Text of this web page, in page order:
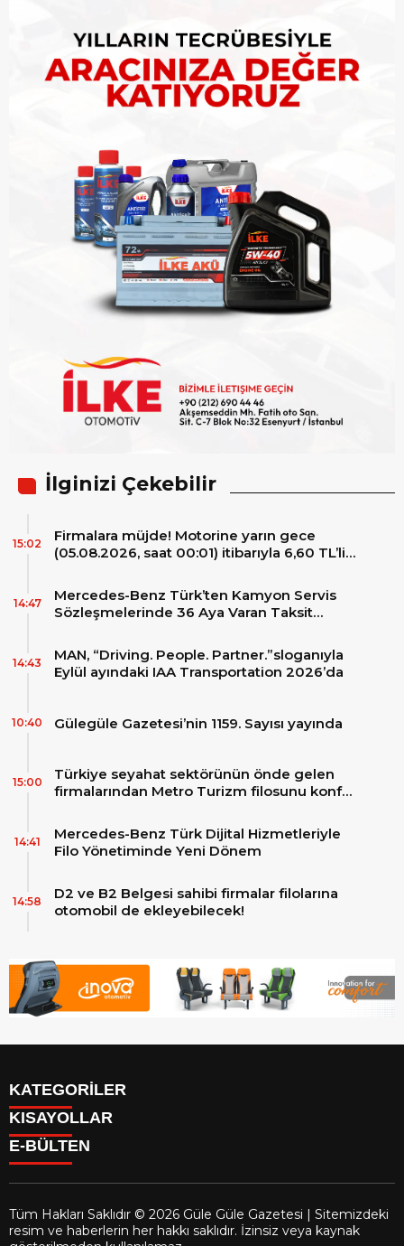
İlginizi Çekebilir
Firmalara müjde! Motorine yarın gece
(05.08.2026, saat 00:01) itibarıyla 6,60 TL’lik
15:02
Mercedes-Benz Türk’ten Kamyon Servis
Sözleşmelerinde 36 Aya Varan Taksit
14:47
MAN, “Driving. People. Partner.”sloganıyla
Eylül ayındaki IAA Transportation 2026’da
14:43
Gülegüle Gazetesi’nin 1159. Sayısı yayında
10:40
Türkiye seyahat sektörünün önde gelen
firmalarından Metro Turizm filosunu konfor
MAN Skyliner ile güçlendirdi!
15:00
Mercedes-Benz Türk Dijital Hizmetleriyle
Filo Yönetiminde Yeni Dönem
14:41
D2 ve B2 Belgesi sahibi firmalar filolarına
otomobil de ekleyebilecek!
14:58
KATEGORİLER
Reklam
Firma Rehberi
İletişim
Künye
Gizlilik Politikası
KISAYOLLAR
Facebook
E-BÜLTEN
gulegule.com.tr e-bültenine abone olarak, tarafınıza haber,
Tüm Hakları Saklıdır © 2026 Güle Güle Gazetesi | Sitemizdeki
resim ve haberlerin her hakkı saklıdır. İzinsiz veya kaynak